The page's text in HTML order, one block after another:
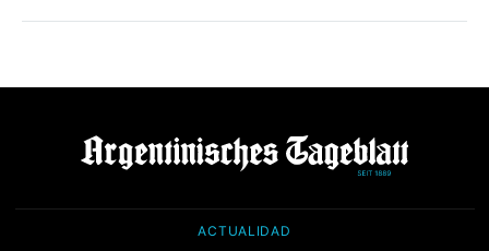
ACTUALIDAD